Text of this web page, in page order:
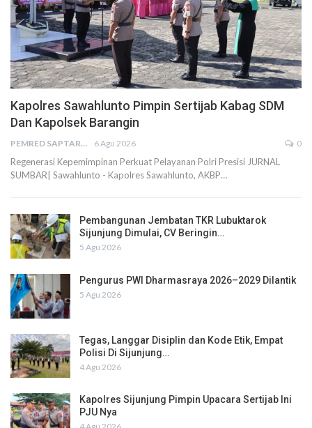
Kapolres Sawahlunto Pimpin Sertijab Kabag SDM
Dan Kapolsek Barangin
PEMRED SAPTARIUS 6 Agu 2026 0
Regenerasi Kepemimpinan Perkuat Pelayanan Polri Presisi JURNAL
SUMBAR| Sawahlunto - Kapolres Sawahlunto, AKBP…
Pembangunan Jembatan TKR Lubuktarok
Sijunjung Dimulai, CV Beringin…
5 Agu 2026
Pengurus PWI Dharmasraya 2026–2029 Dilantik
5 Agu 2026
Tegas, Langgar Disiplin dan Kode Etik, Empat
Polisi Di Sijunjung…
4 Agu 2026
Kapolres Sijunjung Pimpin Upacara Sertijab Ini
PJU Nya